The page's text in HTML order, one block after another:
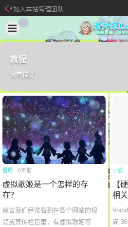
新 • 文章发布须知
欢迎加入“VOCALOID洛天依“QQ群！
加入本站管理团队
教程
没有描述
星愿 6年前
虚拟歌姬是一个怎样的存
在？
前言我们经常看到在各个网站的视
频或宣传栏目里，有虚拟歌姬等字
小爱
【
相
间